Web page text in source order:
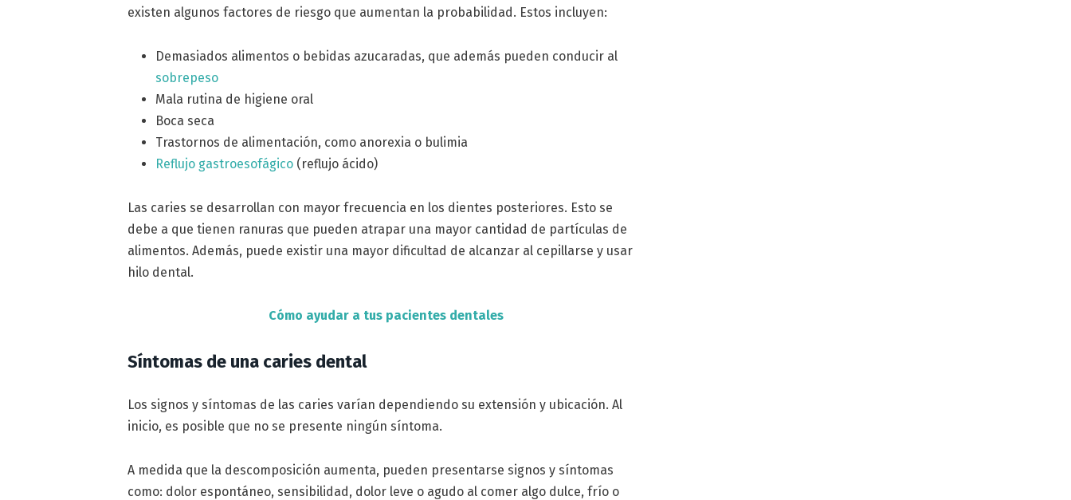
existen algunos factores de riesgo que aumentan la probabilidad. Estos incluyen:
Demasiados alimentos o bebidas azucaradas, que además pueden conducir al
sobrepeso
Mala rutina de higiene oral
Boca seca
Trastornos de alimentación, como anorexia o bulimia
Reflujo gastroesofágico (reflujo ácido)
Las caries se desarrollan con mayor frecuencia en los dientes posteriores. Esto se
debe a que tienen ranuras que pueden atrapar una mayor cantidad de partículas de
alimentos. Además, puede existir una mayor dificultad de alcanzar al cepillarse y usar
hilo dental.
Cómo ayudar a tus pacientes dentales
Síntomas de una caries dental
Los signos y síntomas de las caries varían dependiendo su extensión y ubicación. Al
inicio, es posible que no se presente ningún síntoma.
A medida que la descomposición aumenta, pueden presentarse signos y síntomas
como: dolor espontáneo, sensibilidad, dolor leve o agudo al comer algo dulce, frío o